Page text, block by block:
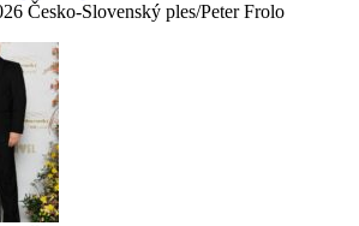
Česko-Slovenský ples/Peter Frolo